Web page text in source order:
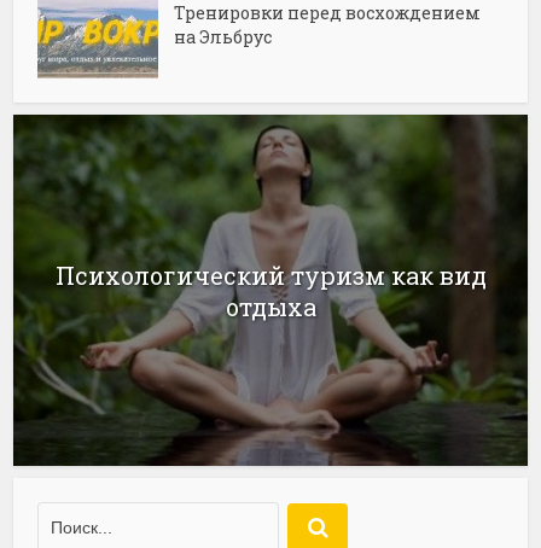
Тренировки перед восхождением
на Эльбрус
Психологический туризм как вид
отдыха